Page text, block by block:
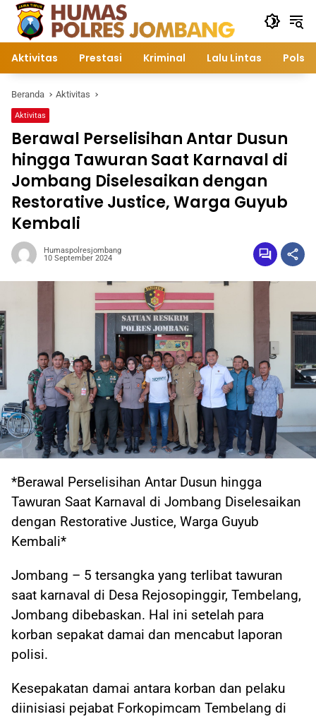
Langsung
konten
Aktivitas Prestasi Kriminal Lalu Lintas
Beranda Aktivitas
Aktivitas
Berawal Perselisihan Antar Dusun
hingga Tawuran Saat Karnaval di
Jombang Diselesaikan dengan
Restorative Justice, Warga Guyub
Kembali
Humaspolresjombang
10 September 2024
*Berawal Perselisihan Antar Dusun hingga
Tawuran Saat Karnaval di Jombang Diselesaikan
dengan Restorative Justice, Warga Guyub
Kembali*
Jombang – 5 tersangka yang terlibat tawuran
saat karnaval di Desa Rejosopinggir, Tembelang,
Jombang dibebaskan. Hal ini setelah para
korban sepakat damai dan mencabut laporan
polisi.
Kesepakatan damai antara korban dan pelaku
diinisiasi pejabat Forkopimcam Tembelang di